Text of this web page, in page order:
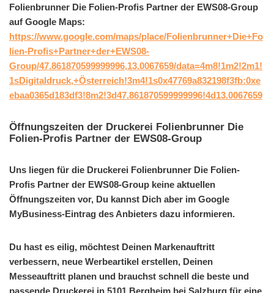
Folienbrunner Die Folien-Profis Partner der EWS08-Group
auf Google Maps:
https://www.google.com/maps/place/Folienbrunner+Die+Fo
lien-Profis+Partner+der+EWS08-
Group/47.861870599999996,13.0067659/data=4m8!1m2!2m1!
1sDigitaldruck,+Österreich!3m4!1s0x47769a832198f3fb:0xe
ebaa0365d183df3!8m2!3d47.861870599999996!4d13.0067659
Öffnungszeiten der Druckerei Folienbrunner Die
Folien-Profis Partner der EWS08-Group
Uns liegen für die Druckerei Folienbrunner Die Folien-
Profis Partner der EWS08-Group keine aktuellen
Öffnungszeiten vor, Du kannst Dich aber im Google
MyBusiness-Eintrag des Anbieters dazu informieren.
Du hast es eilig, möchtest Deinen Markenauftritt
verbessern, neue Werbeartikel erstellen, Deinen
Messeauftritt planen und brauchst schnell die beste und
passende Druckerei in 5101 Bergheim bei Salzburg für eine